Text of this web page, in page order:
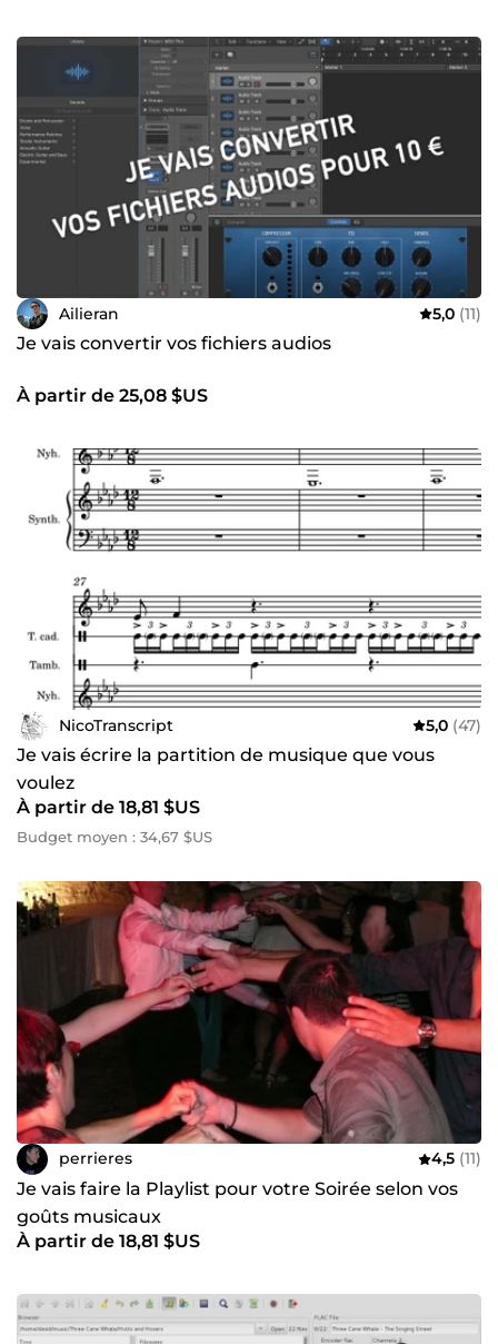
Ailieran 5,0 (11)
Je vais convertir vos fichiers audios
À partir de 25,08 $US
NicoTranscript 5,0 (47)
Je vais écrire la partition de musique que vous
voulez
À partir de 18,81 $US
Budget moyen : 34,67 $US
perrieres 4,5 (11)
Je vais faire la Playlist pour votre Soirée selon vos
goûts musicaux
À partir de 18,81 $US